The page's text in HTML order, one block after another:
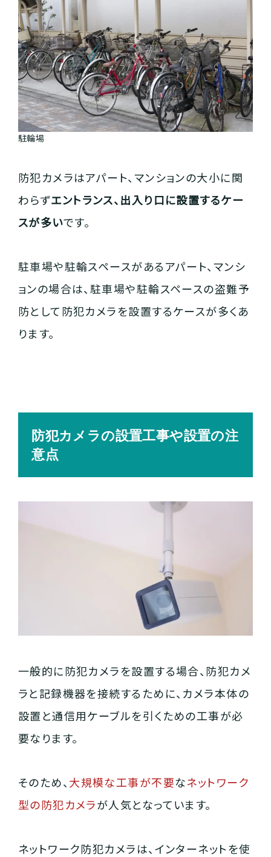
駐輪場
防犯カメラはアパート、マンションの大小に関
わらずエントランス、出入り口に設置するケー
スが多いです。
駐車場や駐輪スペースがあるアパート、マンシ
ョンの場合は、駐車場や駐輪スペースの盗難予
防として防犯カメラを設置するケースが多くあ
ります。
防犯カメラの設置工事や設置の注
意点
一般的に防犯カメラを設置する場合、防犯カメ
ラと記録機器を接続するために、カメラ本体の
設置と通信用ケーブルを引くための工事が必
要なります。
そのため、 大規模な工事が不要なネットワーク
型の防犯カメラが人気となっています。
ネットワーク防犯カメラは、インターネットを使